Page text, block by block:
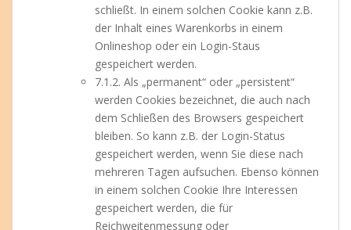
schließt. In einem solchen Cookie kann z.B.
der Inhalt eines Warenkorbs in einem
Onlineshop oder ein Login-Staus
gespeichert werden.
7.1.2. Als „permanent“ oder „persistent“
werden Cookies bezeichnet, die auch nach
dem Schließen des Browsers gespeichert
bleiben. So kann z.B. der Login-Status
gespeichert werden, wenn Sie diese nach
mehreren Tagen aufsuchen. Ebenso können
in einem solchen Cookie Ihre Interessen
gespeichert werden, die für
Reichweitenmessung oder